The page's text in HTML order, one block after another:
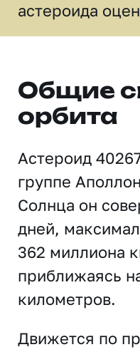
астероида
Общие
орбита
Астероид
группе
Солнца он
дней,
362 миллиона
приближаясь
километров.
Движется по